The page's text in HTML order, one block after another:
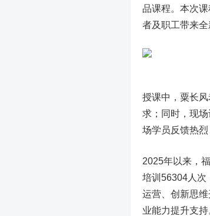
品课程。本次
者及职工带来全
授课中，粟长
求；同时，现
场学员反馈热烈
2025年以来，
培训56304人次
运营、创新思
业能力提升支持